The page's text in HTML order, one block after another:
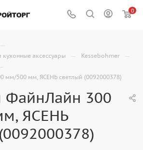
0
—
кухонные аксессуары — Kessebohmer —
мм/500 мм, ЯСЕНЬ светлый (0092000378)
300
ЯСЕНЬ